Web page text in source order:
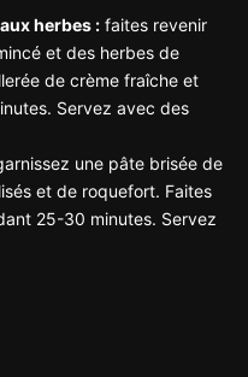
herbes : faites revenir
et des herbes de
de crème fraîche et
Servez avec des
une pâte brisée de
et de roquefort. Faites
25-30 minutes. Servez